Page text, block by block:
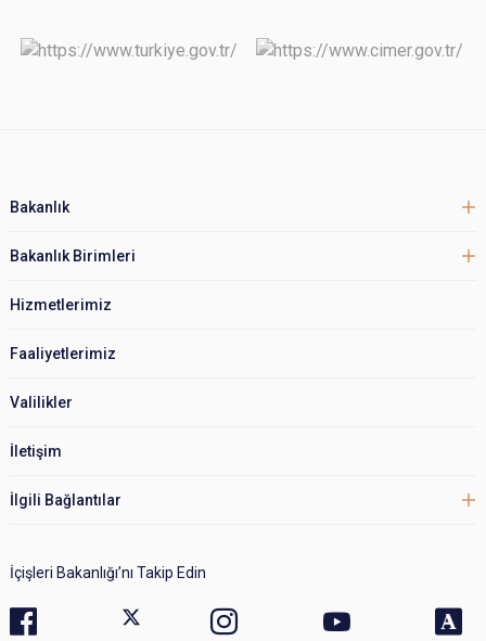
Bakanlık
Bakanlık Birimleri
Hizmetlerimiz
Faaliyetlerimiz
Valilikler
İletişim
İlgili Bağlantılar
İçişleri Bakanlığı’nı Takip Edin